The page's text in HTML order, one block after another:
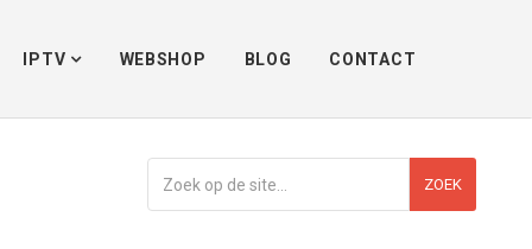
IPTV WEBSHOP BLOG CONTACT
ZOEK